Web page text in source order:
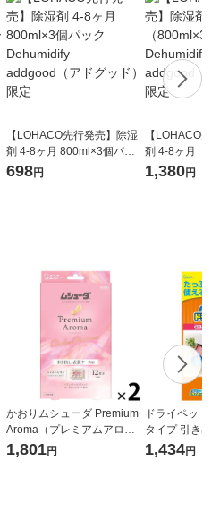
【LOHACO先行発売】除湿
剤 4-8ヶ月 800ml×3個パッ
ク Dehumidify addgood（ア
698円
【LOHACO先
剤 4-8ヶ月 （
ック）×2
1,380円
かおりムシューダ Premium
Aroma（プレミアムアロ
マ） 引出し・衣装ケース用
1,801円
ドライペット
タイプ 引き出
ス用 1袋（24
1,434円